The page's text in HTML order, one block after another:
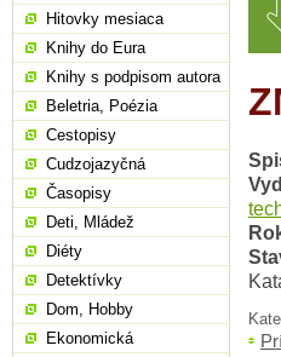
Hitovky mesiaca
Knihy do Eura
Knihy s podpisom autora
Beletria, Poézia
Cestopisy
Cudzojazyčná
Časopisy
Deti, Mládež
Diéty
Detektívky
Dom, Hobby
Ekonomická